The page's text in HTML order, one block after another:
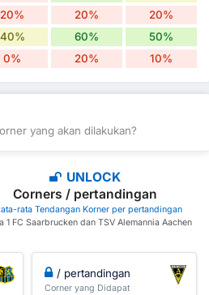
20% 20% 20%
40% 60% 50%
0% 20% 10%
yang akan dilakukan?
UNLOCK
Corners / pertandingan
rata Tendangan Korner per pertandingan
1 FC Saarbrucken dan TSV Alemannia Aachen
/ pertandingan
Corner yang Didapat